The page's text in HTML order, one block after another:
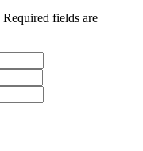
Required fields are